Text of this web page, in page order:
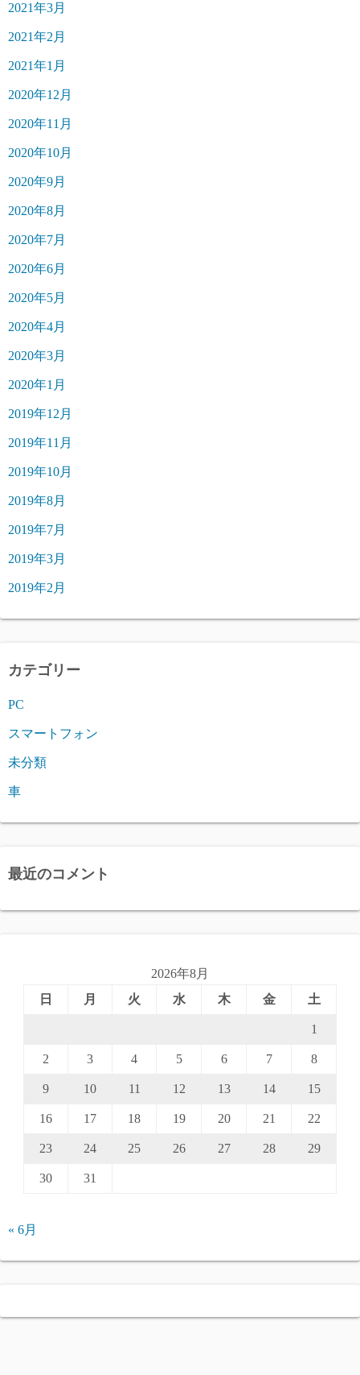
2021年3月
2021年2月
2021年1月
2020年12月
2020年11月
2020年10月
2020年9月
2020年8月
2020年7月
2020年6月
2020年5月
2020年4月
2020年3月
2020年1月
2019年12月
2019年11月
2019年10月
2019年8月
2019年7月
2019年3月
2019年2月
カテゴリー
PC
スマートフォン
未分類
車
最近のコメント
2026年8月
日
月 火 水 木 金 土
1
2 3 4 5 6 7 8
9 10 11 12 13 14 15
16 17 18 19 20 21 22
23 24 25 26 27 28 29
30 31
« 6月